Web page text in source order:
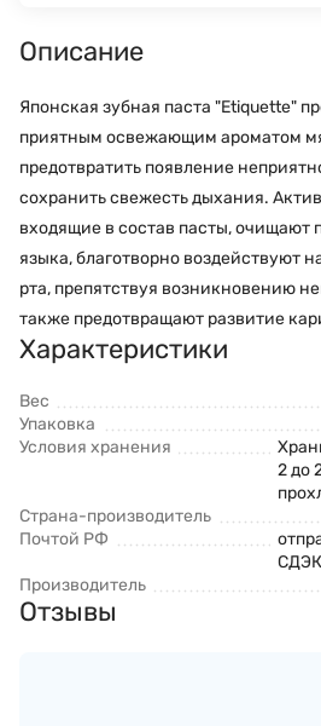
Описание
Японская зубная паста "Etiquette"
приятным освежающим ароматом
предотвратить появление
сохранить свежесть дыхания.
входящие в состав пасты, очищают
языка, благотворно воздействуют
рта, препятствуя возникновению
также предотвращают развитие
Характеристики
Вес
Упаковка
Условия хранения
2 до
Страна-производитель
Почтой РФ
СДЭК
Производитель
Отзывы